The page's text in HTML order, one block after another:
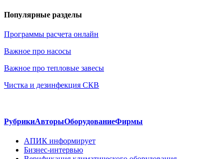
Популярные разделы
Программы расчета онлайн
Важное про насосы
Важное про тепловые завесы
Чистка и дезинфекция СКВ
РубрикиАвторыОборудованиеФирмы
АПИК информирует
Бизнес-интервью